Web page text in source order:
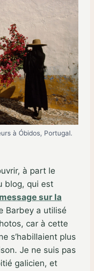
à Óbidos, Portugal.
à part le
blog, qui est
sur la
Barbey a utilisé
car à cette
s’habillaient plus
Je ne suis pas
galicien, et